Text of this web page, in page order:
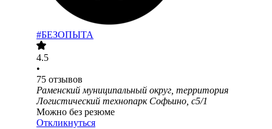
#БЕЗОПЫТА
4.5
•
75 отзывов
Раменский муниципальный округ, территория
Логистический технопарк Софьино, с5/1
Можно без резюме
Откликнуться